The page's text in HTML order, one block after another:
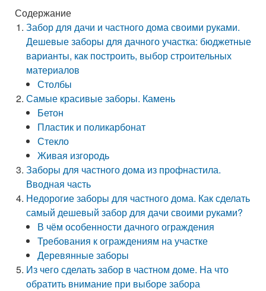
Содержание
Забор для дачи и частного дома своими руками.
Дешевые заборы для дачного участка: бюджетные
варианты, как построить, выбор строительных
материалов
Столбы
Самые красивые заборы. Камень
Бетон
Пластик и поликарбонат
Стекло
Живая изгородь
Заборы для частного дома из профнастила.
Вводная часть
Недорогие заборы для частного дома. Как сделать
самый дешевый забор для дачи своими руками?
В чём особенности дачного ограждения
Требования к ограждениям на участке
Деревянные заборы
Из чего сделать забор в частном доме. На что
обратить внимание при выборе забора